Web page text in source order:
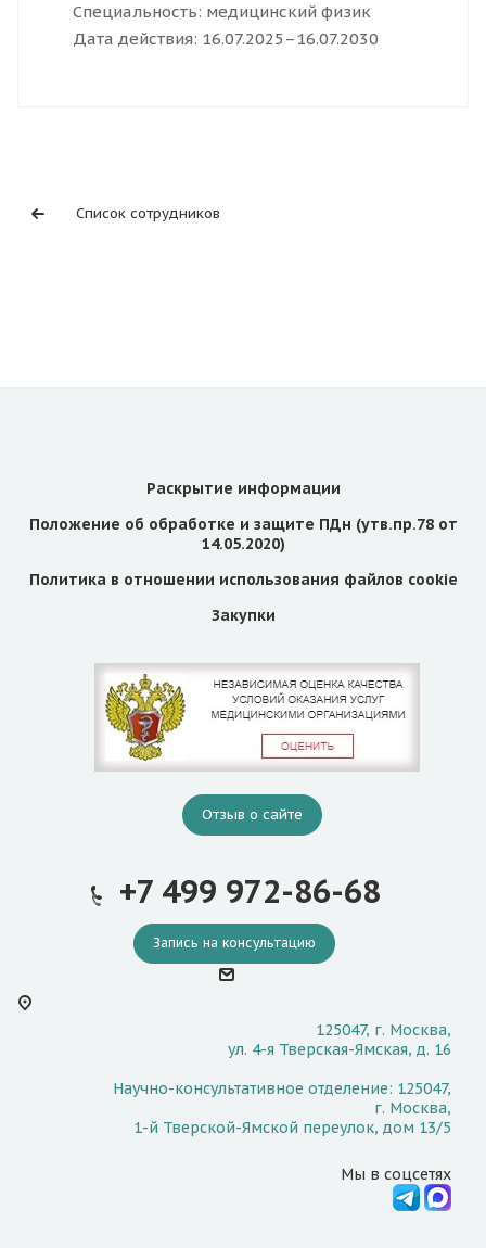
Специальность: медицинский физик
Дата действия: 16.07.2025–16.07.2030
Список сотрудников
Раскрытие информации
Положение об обработке и защите ПДн (утв.пр.78 от
14.05.2020)
Политика в отношении использования файлов cookie
Закупки
Отзыв о сайте
+7 499 972-86-68
Запись на консультацию
125047, г. Москва,
ул. 4-я Тверская-Ямская, д. 16
Научно-консультативное отделение: 125047,
г. Москва,
1-й Тверской-Ямской переулок, дом 13/5
Мы в соцсетях